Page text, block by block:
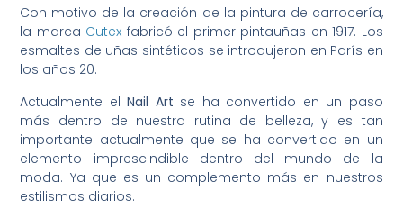
Con motivo de la creación de la pintura de carrocería,
la marca Cutex fabricó el primer pintauñas en 1917. Los
esmaltes de uñas sintéticos se introdujeron en París en
los años 20.
Actualmente elNail Art se ha convertido en un paso
más dentro de nuestra rutina de belleza, y es tan
importante actualmente que se ha convertido en un
elemento imprescindible dentro del mundo de la
moda. Ya que es un complemento más en nuestros
estilismos diarios.